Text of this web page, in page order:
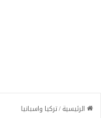
الرئيسية/تركيا واسبانيا